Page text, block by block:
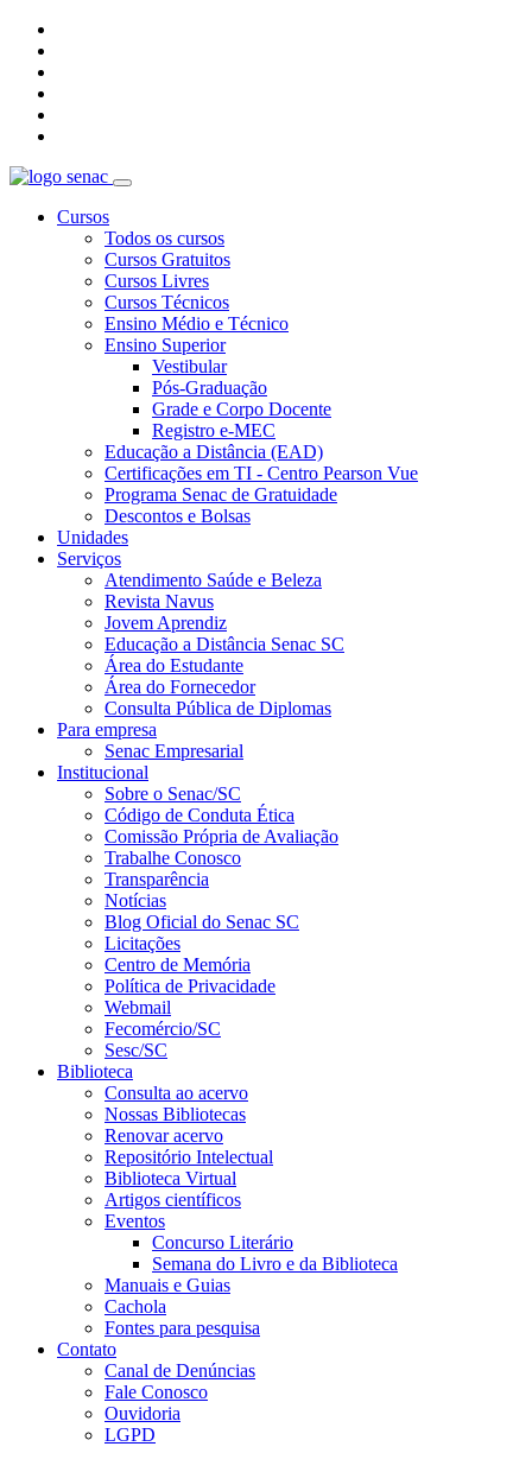
Cursos
Todos os cursos
Cursos Gratuitos
Cursos Livres
Cursos Técnicos
Ensino Médio e Técnico
Ensino Superior
Vestibular
Pós-Graduação
Grade e Corpo Docente
Registro e-MEC
Educação a Distância (EAD)
Certificações em TI - Centro Pearson Vue
Programa Senac de Gratuidade
Descontos e Bolsas
Unidades
Serviços
Atendimento Saúde e Beleza
Revista Navus
Jovem Aprendiz
Educação a Distância Senac SC
Área do Estudante
Área do Fornecedor
Consulta Pública de Diplomas
Para empresa
Senac Empresarial
Institucional
Sobre o Senac/SC
Código de Conduta Ética
Comissão Própria de Avaliação
Trabalhe Conosco
Transparência
Notícias
Blog Oficial do Senac SC
Licitações
Centro de Memória
Política de Privacidade
Webmail
Fecomércio/SC
Sesc/SC
Biblioteca
Consulta ao acervo
Nossas Bibliotecas
Renovar acervo
Repositório Intelectual
Biblioteca Virtual
Artigos científicos
Eventos
Concurso Literário
Semana do Livro e da Biblioteca
Manuais e Guias
Cachola
Fontes para pesquisa
Contato
Canal de Denúncias
Fale Conosco
Ouvidoria
LGPD